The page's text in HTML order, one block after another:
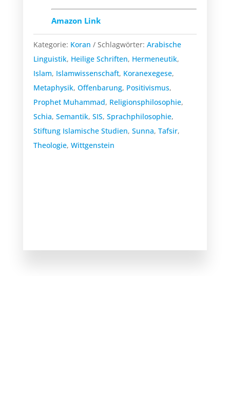
Amazon Link
Kategorie: Koran Schlagwörter: Arabische
Linguistik, Heilige Schriften, Hermeneutik,
Islam, Islamwissenschaft, Koranexegese,
Metaphysik, Offenbarung, Positivismus,
Prophet Muhammad, Religionsphilosophie,
Schia, Semantik, SIS, Sprachphilosophie,
Stiftung Islamische Studien, Sunna, Tafsir,
Theologie, Wittgenstein